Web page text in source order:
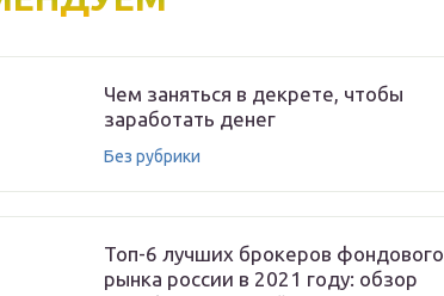
Чем заняться в декрете, чтобы
заработать денег
Без рубрики
Топ-6 лучших брокеров фондового
рынка россии в 2021 году: обзор